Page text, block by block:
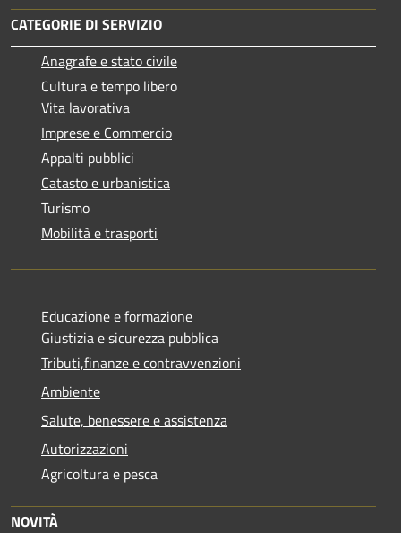
CATEGORIE DI SERVIZIO
Anagrafe e stato civile
Cultura e tempo libero
Vita lavorativa
Imprese e Commercio
Appalti pubblici
Catasto e urbanistica
Turismo
Mobilità e trasporti
Educazione e formazione
Giustizia e sicurezza pubblica
Tributi,finanze e contravvenzioni
Ambiente
Salute, benessere e assistenza
Autorizzazioni
Agricoltura e pesca
NOVITÀ